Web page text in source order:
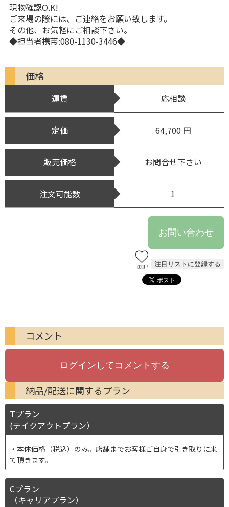
現物確認O.K!
ご来場の際には、ご連絡をお願い致します。
その他、お気軽にご相談下さい。
◆担当者携帯:080-1130-3446◆
価格
運賃 応相談
定価 64,700 円
販売価格 お問合せ下さい
注文可能数 1
コメント
納品/配送に関するプラン
Tプラン
(テイクアウトプラン）
本体価格（税込）のみ。店舗までお客様ご自身で引き取りに来
て頂きます。
Cプラン
（キャリアプラン）